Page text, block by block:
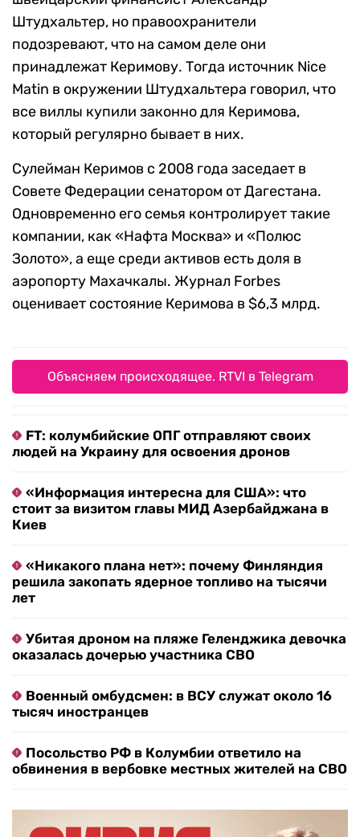
Штудхальтер, но правоохранители
подозревают, что на самом деле они
принадлежат Керимову. Тогда источник Nice
Matin в окружении Штудхальтера говорил, что
все виллы купили законно для Керимова,
который регулярно бывает в них.
Сулейман Керимов с 2008 года заседает в
Совете Федерации сенатором от Дагестана.
Одновременно его семья контролирует такие
компании, как «Нафта Москва» и «Полюс
Золото», а еще среди активов есть доля в
аэропорту Махачкалы. Журнал Forbes
оценивает состояние Керимова в $6,3 млрд.
Объясняем происходящее. RTVI в Telegram
FT: колумбийские ОПГ отправляют своих
людей на Украину для освоения дронов
«Информация интересна для США»: что
стоит за визитом главы МИД Азербайджана в
Киев
«Никакого плана нет»: почему Финляндия
решила закопать ядерное топливо на тысячи
лет
Убитая дроном на пляже Геленджика девочка
оказалась дочерью участника СВО
Военный омбудсмен: в ВСУ служат около 16
тысяч иностранцев
Посольство РФ в Колумбии ответило на
обвинения в вербовке местных жителей на СВО